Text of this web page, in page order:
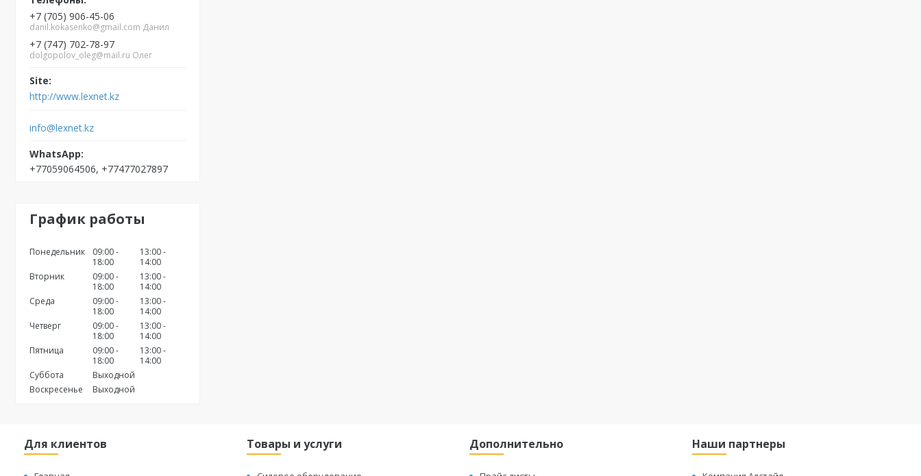
+7 (705) 906-45-06
danil.kokasenko@gmail.com Данил
+7 (747) 702-78-97
dolgopolov_oleg@mail.ru Олег
http://www.lexnet.kz
info@lexnet.kz
+77059064506, +77477027897
График работы
Понедельник
09:00
18:00
13:00
14:00
Вторник
09:00
18:00
13:00
14:00
Среда
09:00
18:00
13:00
14:00
Четверг
09:00
18:00
13:00
14:00
Пятница
09:00
18:00
13:00
14:00
Суббота
Выходной
Воскресенье
Выходной
Для клиентов Товары и услуги Дополнительно Наши партнеры